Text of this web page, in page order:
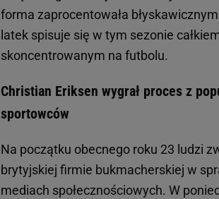
forma zaprocentowała
latek spisuje się w tym sezonie
skoncentrowanym na futbolu.
Christian Eriksen wygrał proces z
sportowców
Na początku obecnego roku 23 ludzi
brytyjskiej firmie bukmacherskiej w
mediach społecznościowych. W